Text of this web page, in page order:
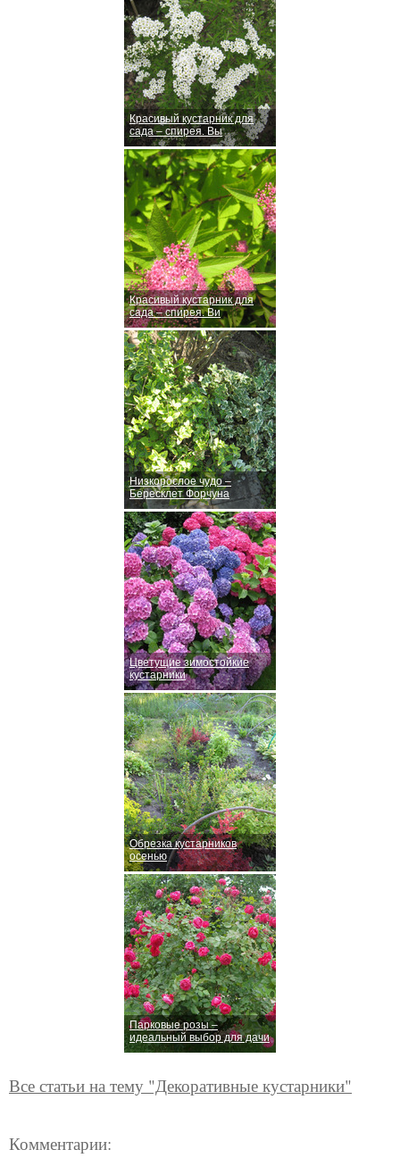
Красивый кустарник для
сада – спирея. Вы
Красивый кустарник для
сада – спирея. Ви
Низкорослое чудо –
Бересклет Форчуна
Цветущие зимостойкие
кустарники
Обрезка кустарников
осенью
Парковые розы –
идеальный выбор для дачи
Все статьи на тему "Декоративные кустарники"
Комментарии: